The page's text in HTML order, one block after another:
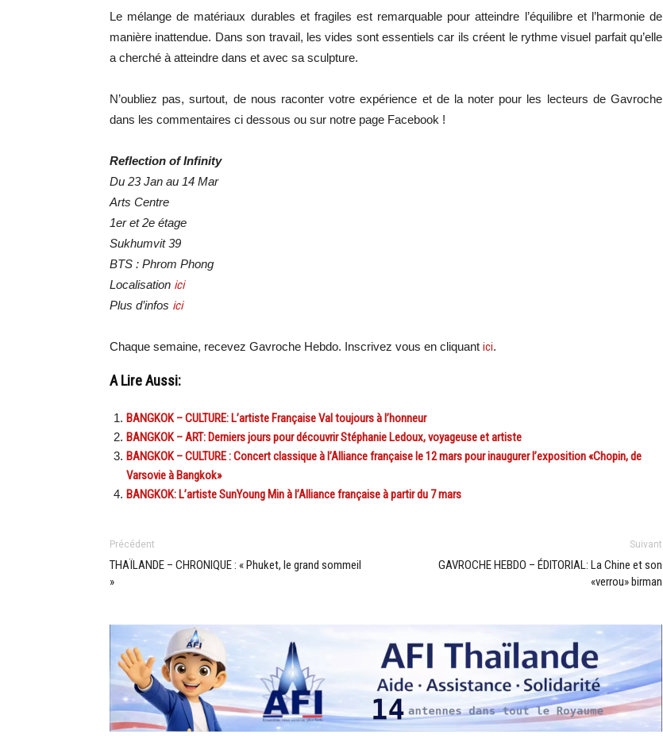
Le mélange de matériaux durables et fragiles est remarquable pour atteindre l’équilibre et l’harmonie de
manière inattendue. Dans son travail, les vides sont essentiels car ils créent le rythme visuel parfait qu’elle
a cherché à atteindre dans et avec sa sculpture.
N’oubliez pas, surtout, de nous raconter votre expérience et de la noter pour les lecteurs de Gavroche
dans les commentaires ci dessous ou sur notre page Facebook !
Reflection of Infinity
Du 23 Jan au 14 Mar
Arts Centre
1er et 2e étage
Sukhumvit 39
BTS : Phrom Phong
Localisation ici
Plus d’infos ici
Chaque semaine, recevez Gavroche Hebdo. Inscrivez vous en cliquant ici.
A Lire Aussi:
BANGKOK – CULTURE: L’artiste Française Val toujours à l’honneur
BANGKOK – ART: Derniers jours pour découvrir Stéphanie Ledoux, voyageuse et artiste
BANGKOK – CULTURE : Concert classique à l’Alliance française le 12 mars pour inaugurer l’exposition «Chopin, de
Varsovie à Bangkok»
BANGKOK: L’artiste SunYoung Min à l’Alliance française à partir du 7 mars
Précédent
THAÏLANDE – CHRONIQUE : « Phuket, le grand sommeil
»
Suivant
GAVROCHE HEBDO – ÉDITORIAL: La Chine et son
«verrou» birman